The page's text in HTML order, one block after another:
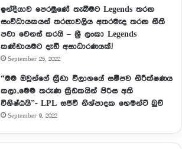
ඉන්දියාව පෙරමුණේ තැබීමට Legends තරඟ
සංවිධායකයන් තරඟාවලිය අතරමැද තරඟ නීති
පවා වෙනස් කරයි – ශ්‍රී ලංකා Legends
කණ්ඩායමට දැඩි අසාධාරණයක්.!
September 25, 2022
“මම ඔවුන්ගේ ක්‍රීඩා විලාශයේ සමීපව නිරීක්ෂණය
කලා..මෙම තරුණ ක්‍රීඩකයින් පිරිස අති
විශිෂ්ඨයි”- LPL සජීවී නිශ්පාදක හෙමන්ට් බුච්
September 9, 2022